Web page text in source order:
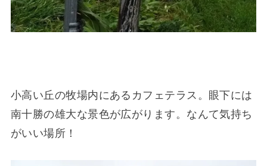
小高い丘の牧場内にあるカフェテラス。眼下には
南十勝の雄大な景色が広がります。なんて気持ち
がいい場所！